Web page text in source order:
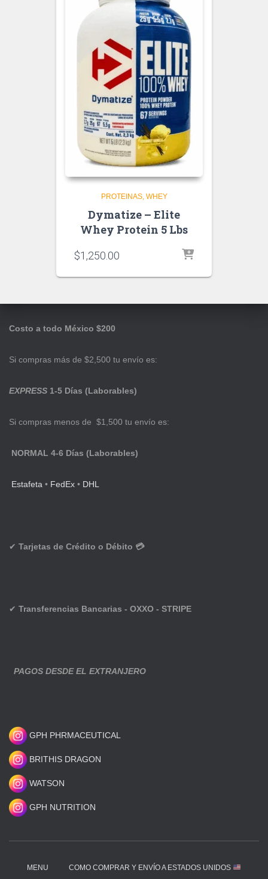
PROTEINAS WHEY
Dymatize – Elite
Whey Protein 5 Lbs
$1,250.00
Costo a todo México $200
Si compras más de $2,500 tu envío es:
EXPRESS 1-5 Días (Laborables)
Si compras menos de $1,500 tu envío es:
NORMAL 4-6 Días (Laborables)
Estafeta • FedEx • DHL
✔ Tarjetas de Crédito o Débito 💳
✔ Transferencias Bancarias - OXXO - STRIPE
PAGOS DESDE EL EXTRANJERO
GPH PHRMACEUTICAL
BRITHIS DRAGON
WATSON
GPH NUTRITION
MENU COMO COMPRAR Y ENVÍO A ESTADOS UNIDOS